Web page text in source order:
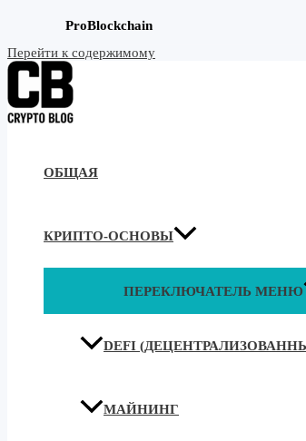
ProBlockchain
Перейти к содержимому
ОБЩАЯ
КРИПТО-ОСНОВЫ
ПЕРЕКЛЮЧАТЕЛЬ МЕНЮ
DEFI
МАЙНИНГ